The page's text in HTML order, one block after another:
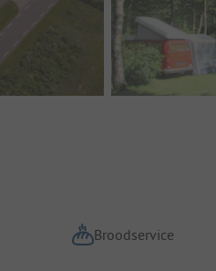
Broodservice